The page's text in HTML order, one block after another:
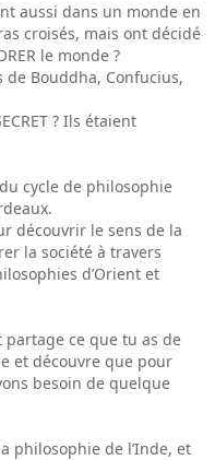
aussi dans un monde en
croisés, mais ont décidé
le monde ?
de Bouddha, Confucius,
? Ils étaient
cycle de philosophie
découvrir le sens de la
la société à travers
d’Orient et
partage ce que tu as de
et découvre que pour
besoin de quelque
philosophie de l’Inde, et